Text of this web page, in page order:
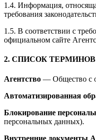
1.4. Информация,
требования
1.5. В соответствии с
официальном сайте
2. СПИСОК
Агентство — Общество с
Автоматизированная
Блокирование
персональных данных).
Внутренние документы